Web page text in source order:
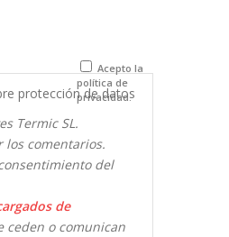
que comente.
Acepto la
política de
privacidad.
protección de datos
Termic SL.
comentarios.
del
de
o comunican